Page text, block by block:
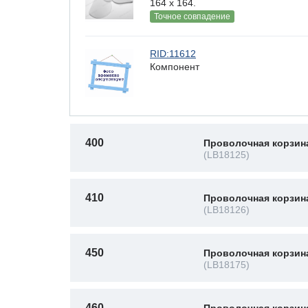
164 х 164.
Точное совпадение
RID:11612
Компонент
400
Проволочная
(LB18125)
410
Проволочная
(LB18126)
450
Проволочная
(LB18175)